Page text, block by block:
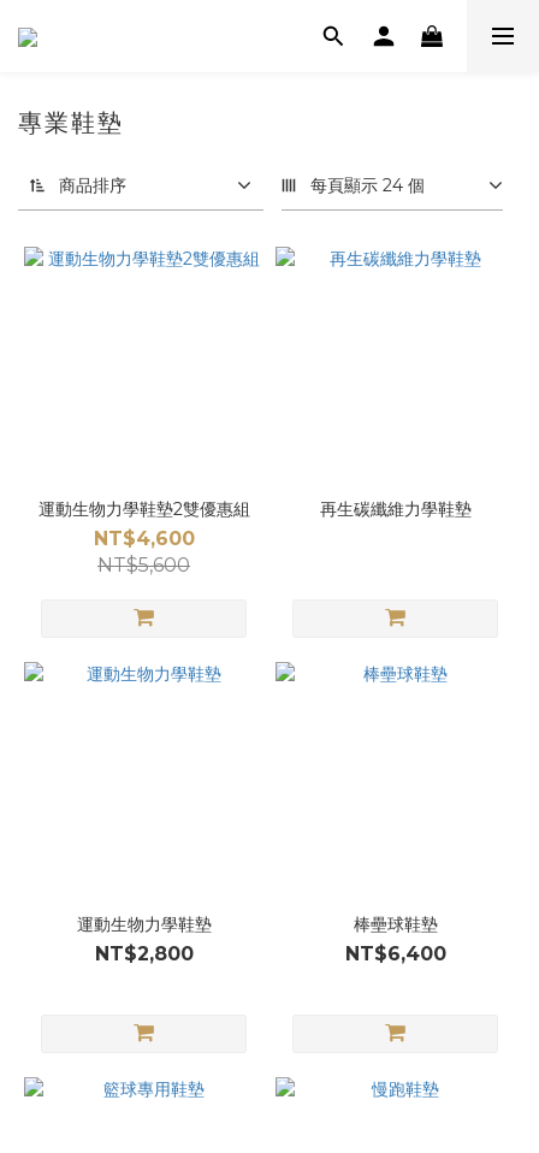
專業鞋墊
商品排序 每頁顯示 24 個
運動生物力學鞋墊2雙優惠組
NT$4,600
NT$5,600
再生碳纖維力學鞋墊
運動生物力學鞋墊
NT$2,800
棒壘球鞋墊
NT$6,400